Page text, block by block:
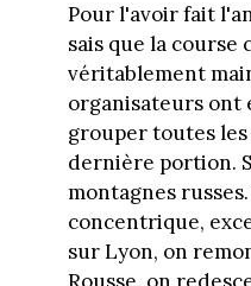
Pour l'avoir fait
sais que la course
véritablement
organisateurs ont
grouper toutes
dernière portion.
montagnes
concentrique,
sur Lyon, on